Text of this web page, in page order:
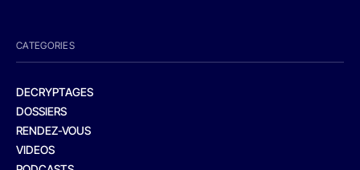
CATEGORIES
DECRYPTAGES
DOSSIERS
RENDEZ-VOUS
VIDEOS